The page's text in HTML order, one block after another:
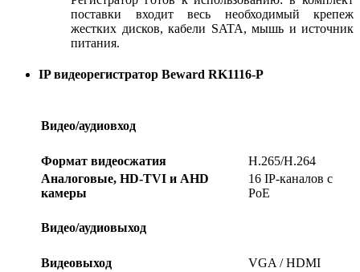
поставки входит весь необходимый крепеж
жестких дисков, кабели SATA, мышь и источник
питания.
IP видеорегистратор Beward RK1116-P
Видео/аудиовход
Формат видеосжатия
H.265/H.264
Аналоговые, HD-TVI и AHD
камеры
16 IP-каналов с
PoE
Видео/аудиовыход
Видеовыход
VGA / HDMI